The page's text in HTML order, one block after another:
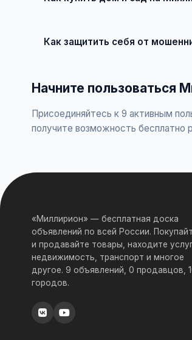
Как защитить себя от
Начните пользоваться
Присоединяйтесь к 9 активным
получите возможность бесплатно
«Миллирион» — бесплатная доска
объявлений по всей России.
и продавайте товары, находите
недвижимость, транспорт и многое
другое. 9 объявлений, 0 продавцов,
городов.